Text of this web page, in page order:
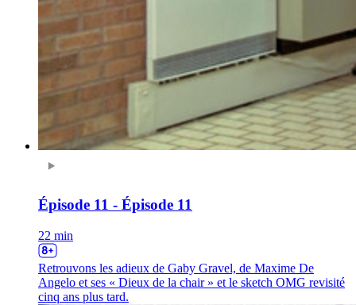
Épisode 11 - Épisode 11
22 min
Retrouvons les adieux de Gaby Gravel, de Maxime De
Angelo et ses « Dieux de la chair » et le sketch OMG revisité
cinq ans plus tard.